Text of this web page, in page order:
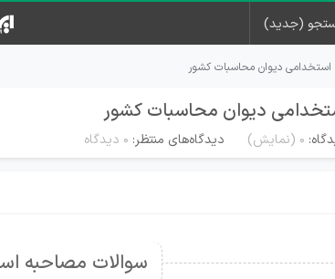
(جدید)
دیوان محاسبات کشور
دیوان محاسبات کشور
0 (نمایش) دیدگاه‌های منتظر: ۰ دیدگاه
سوالات مصاحبه